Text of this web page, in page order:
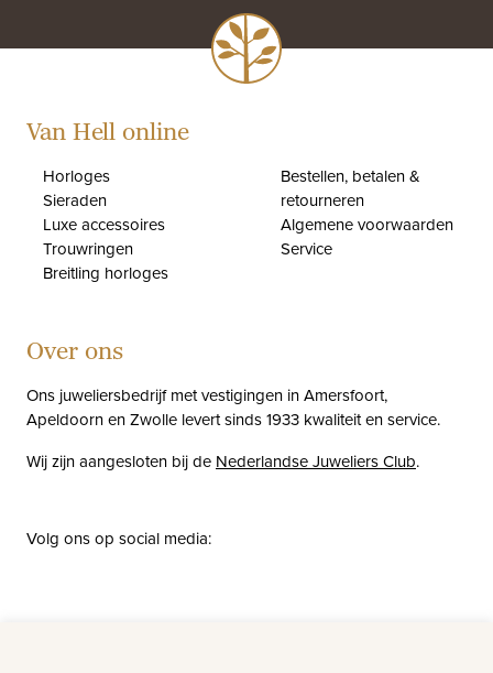
Van Hell online
Horloges
Sieraden
Luxe accessoires
Trouwringen
Breitling horloges
Bestellen, betalen &
retourneren
Algemene voorwaarden
Service
Over ons
Ons juweliersbedrijf met vestigingen in Amersfoort,
Apeldoorn en Zwolle levert sinds 1933 kwaliteit en service.
Wij zijn aangesloten bij de Nederlandse Juweliers Club.
Volg ons op social media: